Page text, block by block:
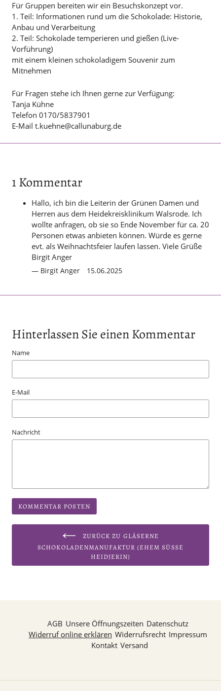
Für Gruppen bereiten wir ein Besuchskonzept vor.
1. Teil: Informationen rund um die Schokolade: Historie,
Anbau und Verarbeitung
2. Teil: Schokolade temperieren und gießen (Live-
Vorführung)
mit einem kleinen schokoladigem Souvenir zum
Mitnehmen
Für Fragen stehe ich Ihnen gerne zur Verfügung:
Tanja Kühne
Telefon 0170/5837901
E-Mail t.kuehne@callunaburg.de
1 Kommentar
Hallo, ich bin die Leiterin der Grünen Damen und
Herren aus dem Heidekreisklinikum Walsrode. Ich
wollte anfragen, ob sie so Ende November für ca. 20
Personen etwas anbieten können. Würde es gerne
evt. als Weihnachtsfeier laufen lassen. Viele Grüße
Birgit Anger
Birgit Anger 15.06.2025
Hinterlassen Sie einen Kommentar
Name
E-Mail
Nachricht
ZURÜCK ZU GLÄSERNE
SCHOKOLADENMANUFAKTUR (EHEM SÜSSE H
EIDJERIN)
AGB Unsere Öffnungszeiten Datenschutz
Widerruf online erklären Widerrufsrecht Impressum
Kontakt Versand